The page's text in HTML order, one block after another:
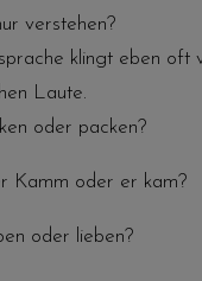
verstehen?
klingt eben oft
Laute.
oder packen?
Kamm oder er kam?
oder lieben?